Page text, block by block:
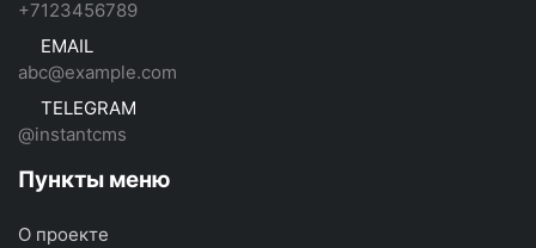
+7123456789
EMAIL
abc@example.com
TELEGRAM
@instantcms
Пункты меню
О проекте